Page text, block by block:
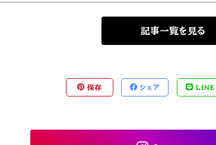
記事一覧を見る
保存 シェア LINE